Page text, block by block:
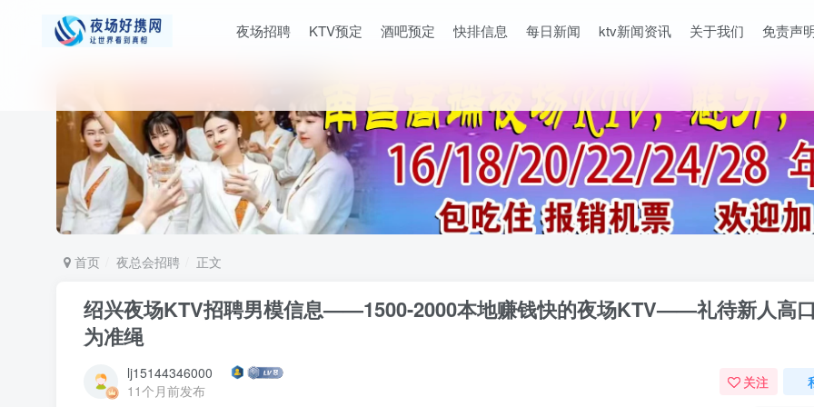
夜场招聘 KTV预定 酒吧预定 快排信息 每日新闻 ktv新闻资讯 关于我们 免责声
首页 夜总会招聘 正文
绍兴夜场KTV招聘男模信息——1500-2000本地赚钱快的夜场KTV——礼待新人高
为准绳
lj15144346000
11个月前发布
关注